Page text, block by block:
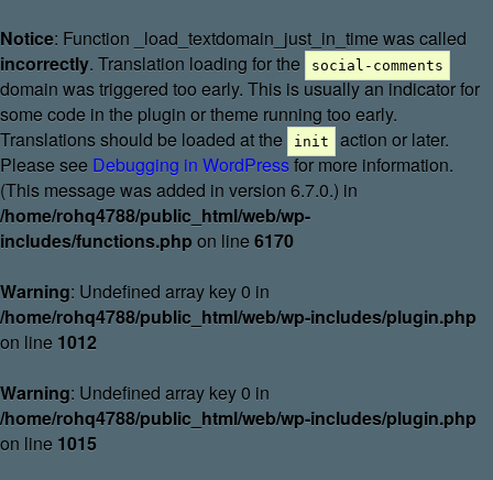
Notice: Function _load_textdomain_just_in_time was called
incorrectly. Translation loading for the social-comments
domain was triggered too early. This is usually an indicator for
some code in the plugin or theme running too early.
Translations should be loaded at the
init
action or later.
Please see Debugging in WordPressfor more information.
(This message was added in version 6.7.0.) in
/home/rohq4788/public_html/web/wp-
includes/functions.php on line 6170
Warning: Undefined array key 0 in
/home/rohq4788/public_html/web/wp-includes/plugin.php
on line 1012
Warning: Undefined array key 0 in
/home/rohq4788/public_html/web/wp-includes/plugin.php
on line 1015